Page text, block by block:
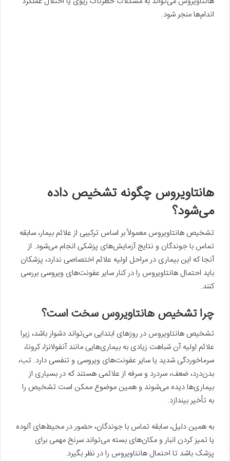
اندام‌ها منجر شود.
هانتاویروس چگونه تشخیص داده
می‌شود؟
تشخیص هانتاویروس معمولاً بر اساس ترکیبی از علائم بیمار، سابقه
تماس با جوندگان و نتایج آزمایش‌های پزشکی انجام می‌شود. از
آنجا که این بیماری در مراحل اولیه علائم اختصاصی ندارد، پزشکان
باید احتمال هانتاویروس را در کنار سایر عفونت‌های ویروسی بررسی
کنند.
چرا تشخیص هانتاویروس سخت است؟
تشخیص هانتاویروس در روزهای ابتدایی می‌تواند دشوار باشد، زیرا
علائم اولیه آن شباهت زیادی به بیماری‌هایی مانند آنفولانزا، کرونا،
سرماخوردگی شدید یا سایر عفونت‌های ویروسی و تنفسی دارد. تب،
بدن‌درد، ضعف، سردرد و سرفه از علائمی هستند که در بسیاری از
بیماری‌ها دیده می‌شوند و همین موضوع ممکن است تشخیص را
به تأخیر بیندازد.
به همین دلیل، سابقه تماس با جوندگان، حضور در محیط‌های آلوده
یا تمیز کردن انبار و مکان‌های بسته می‌تواند سرنخ مهمی برای
پزشک باشد تا احتمال هانتاویروس را در نظر بگیرد.